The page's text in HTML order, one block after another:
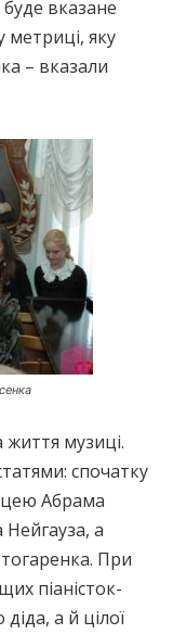
вказане
метриці, яку
– вказали
музиці.
спочатку
Абрама
Нейгауза, а
При
піаністок-
а й цілої